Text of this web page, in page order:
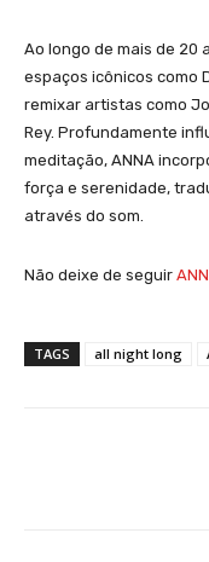
Ao longo de mais de 20
espaços icônicos como
remixar artistas como
Rey. Profundamente
meditação, ANNA
força e serenidade,
através do som.
Não deixe de seguir
TAGS all night long